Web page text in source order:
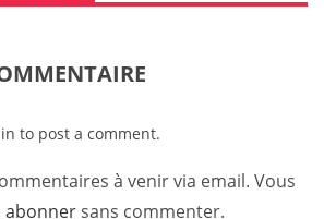
to post a comment.
à venir via email. Vous
abonnersans commenter.